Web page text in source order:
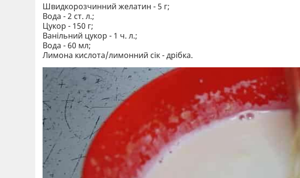
Швидкорозчинний желатин - 5 г;
Вода - 2 ст. л.;
Цукор - 150 г;
Ванільний цукор - 1 ч. л.;
Вода - 60 мл;
Лимона кислота/лимонний сік - дрібка.